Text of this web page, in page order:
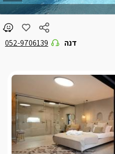
דנה 052-9706139